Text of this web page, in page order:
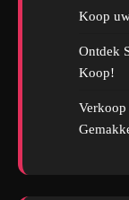
Koop
Ontdek
Koop!
Verkoop